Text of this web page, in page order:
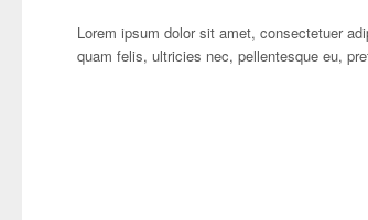
Lorem ipsum dolor sit amet, consectetuer
quam felis, ultricies nec, pellentesque eu,